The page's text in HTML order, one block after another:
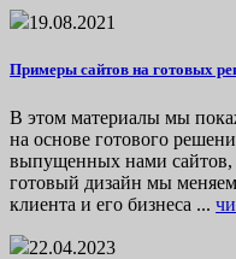
19.08.2021
Примеры сайтов на готовых
В этом материалы мы
на основе готового
выпущенных нами сайтов,
готовый дизайн мы меняем
клиента и его бизнеса ...
22.04.2023